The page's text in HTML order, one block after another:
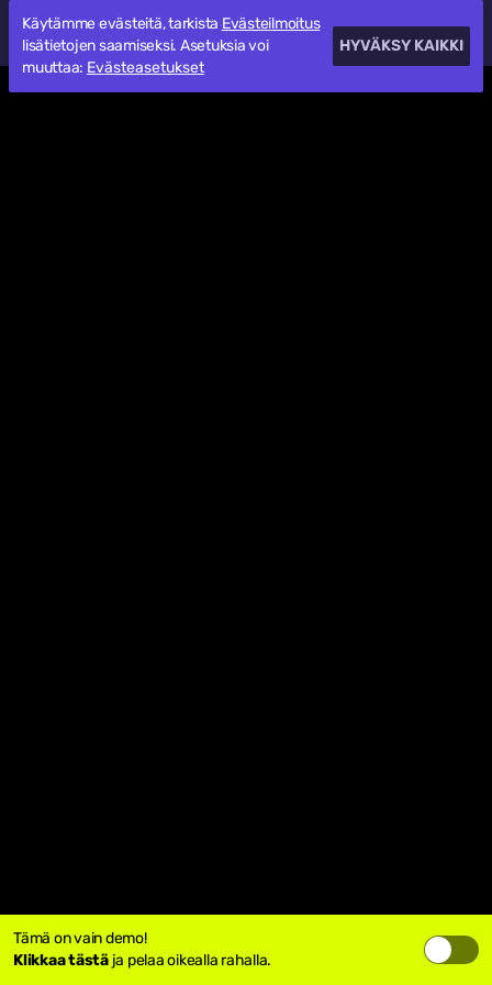
Tämä on vain demo!
Klikkaa tästäja pelaa oikealla rahalla.
Käytämme evästeitä, tarkista Evästeilmoitus
lisätietojen saamiseksi. Asetuksia voi
muuttaa: Evästeasetukset
HYVÄKSY KAIKKI